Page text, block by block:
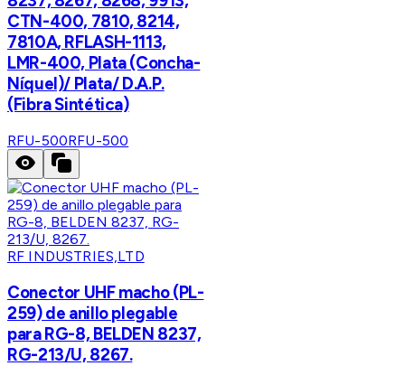
CTN-400, 7810, 8214,
7810A, RFLASH-1113,
LMR-400, Plata (Concha-
Níquel)/ Plata/ D.A.P.
(Fibra Sintética)
RFU-500RFU-500
RF INDUSTRIES,LTD
Conector UHF macho (PL-
259) de anillo plegable
para RG-8, BELDEN 8237,
RG-213/U, 8267.